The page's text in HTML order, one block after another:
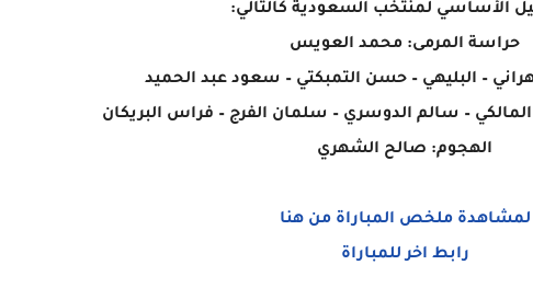
الأساسي لمنتخب السعودية كالتالي:
حراسة المرمى: محمد العويس
– البليهي – حسن التمبكتي – سعود عبد الحميد
– سالم الدوسري – سلمان الفرج – فراس البريكان
الهجوم: صالح الشهري
لمشاهدة ملخص المباراة من هنا
رابط اخر للمباراة